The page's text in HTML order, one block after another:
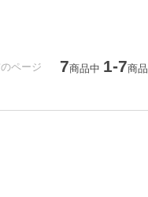
ページ 7商品中 1-7商品